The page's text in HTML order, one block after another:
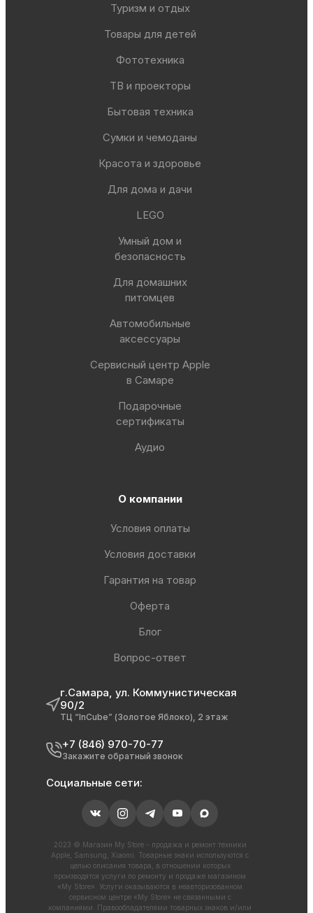
Туризм и отдых
Товары для детей
Фототехника
ТВ и проекторы
Бытовая техника
Сумки и чемоданы
Красота и здоровье
Для дома и дачи
LEGO
Умный дом и
безопасность
Для домашних
питомцев
Автомобильные
аксессуары
Сервисный центр Apple
в Самаре
Подарочные
сертификаты
Аудио
О компании
Условия оплаты
Условия доставки
Гарантия на товар
Оферта
Блог
Вопрос-ответ
г.Самара, ул. Коммунистическая
90/2
ТЦ “InCube” (Золотое Яблоко), 2 этаж
+7 (846) 970-70-77
Закажите обратный звонок
Социальные сети:
2023 © Магазин My Store - продажа и ремонт техники
Apple, Samsung, Xiaomi. Товарные знаки используются с
целью описания товара, в отношении которых
производятся услуги по ремонту и продаже магазином
«My Store». Услуги оказываются в неавторизованном
сервисном центре «My Store» не связанными с
компаниями. Правообладателями товарных знаков и/или